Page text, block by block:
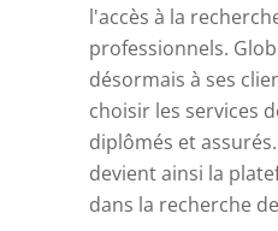
l'accès à la
professionnels.
désormais à ses
choisir les services
diplômés et
devient ainsi la
dans la recherche